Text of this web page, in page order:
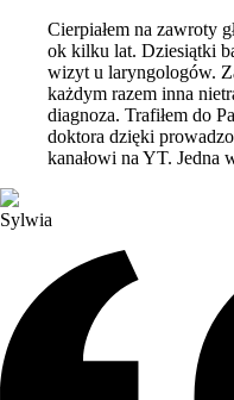
Cierpiałem na zawroty
ok kilku lat. Dziesiątki
wizyt u laryngologów.
każdym razem inna
diagnoza. Trafiłem do
doktora dzięki
kanałowi na YT. Jedna
Sylwia